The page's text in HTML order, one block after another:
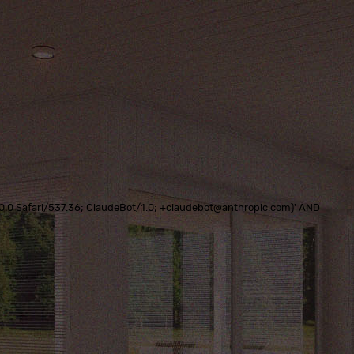
Safari/537.36; ClaudeBot/1.0; +claudebot@anthropic.com)' AND